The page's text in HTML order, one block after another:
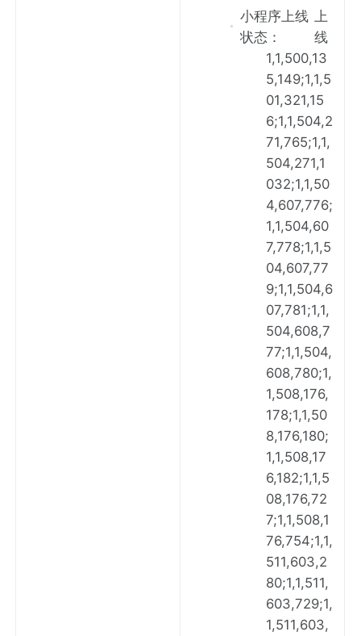
小程序上线
状态 ：
上
线
1,1,500,13
5,149;1,1,5
01,321,15
6;1,1,504,2
71,765;1,1,
504,271,1
032;1,1,50
4,607,776;
1,1,504,60
7,778;1,1,5
04,607,77
9;1,1,504,6
07,781;1,1,
504,608,7
77;1,1,504,
608,780;1,
1,508,176,
178;1,1,50
8,176,180;
1,1,508,17
6,182;1,1,5
08,176,72
7;1,1,508,1
76,754;1,1,
511,603,2
80;1,1,511,
603,729;1,
1,511,603,